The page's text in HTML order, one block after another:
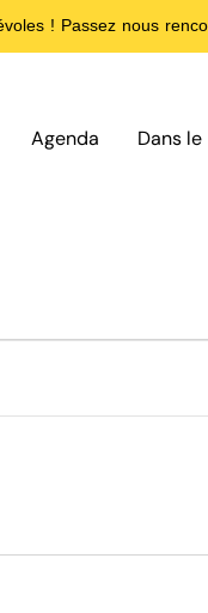
! Passez nous
Agenda Dans